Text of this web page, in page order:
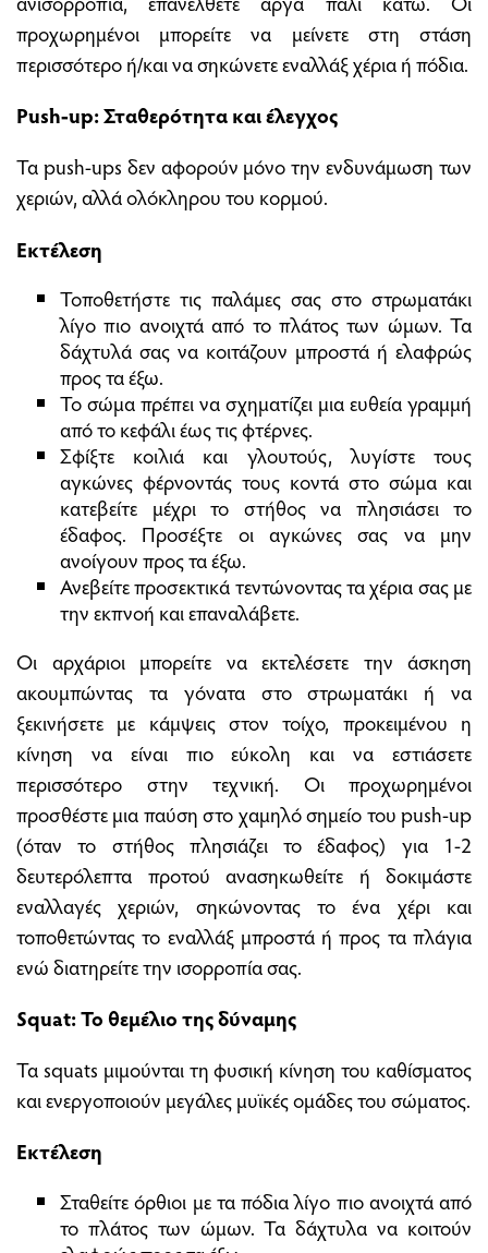
προχωρημένοι μπορείτε να μείνετε στη στάση
περισσότερο ή/και να σηκώνετε εναλλάξ χέρια ή πόδια.
Push-up: Σταθερότητα και έλεγχος
Τα push-ups δεν αφορούν μόνο την ενδυνάμωση των
χεριών, αλλά ολόκληρου του κορμού.
Εκτέλεση
Τοποθετήστε τις παλάμες σας στο στρωματάκι
λίγο πιο ανοιχτά από το πλάτος των ώμων. Τα
δάχτυλά σας να κοιτάζουν μπροστά ή ελαφρώς
προς τα έξω.
Το σώμα πρέπει να σχηματίζει μια ευθεία γραμμή
από το κεφάλι έως τις φτέρνες.
Σφίξτε κοιλιά και γλουτούς, λυγίστε τους
αγκώνες φέρνοντάς τους κοντά στο σώμα και
κατεβείτε μέχρι το στήθος να πλησιάσει το
έδαφος. Προσέξτε οι αγκώνες σας να μην
ανοίγουν προς τα έξω.
Ανεβείτε προσεκτικά τεντώνοντας τα χέρια σας με
την εκπνοή και επαναλάβετε.
Οι αρχάριοι μπορείτε να εκτελέσετε την άσκηση
ακουμπώντας τα γόνατα στο στρωματάκι ή να
ξεκινήσετε με κάμψεις στον τοίχο, προκειμένου η
κίνηση να είναι πιο εύκολη και να εστιάσετε
περισσότερο στην τεχνική. Οι προχωρημένοι
προσθέστε μια παύση στο χαμηλό σημείο του push-up
(όταν το στήθος πλησιάζει το έδαφος) για 1-2
δευτερόλεπτα προτού ανασηκωθείτε ή δοκιμάστε
εναλλαγές χεριών, σηκώνοντας το ένα χέρι και
τοποθετώντας το εναλλάξ μπροστά ή προς τα πλάγια
ενώ διατηρείτε την ισορροπία σας.
Squat: Το θεμέλιο της δύναμης
Τα squats μιμούνται τη φυσική κίνηση του καθίσματος
και ενεργοποιούν μεγάλες μυϊκές ομάδες του σώματος.
Εκτέλεση
Σταθείτε όρθιοι με τα πόδια λίγο πιο ανοιχτά από
το πλάτος των ώμων. Τα δάχτυλα να κοιτούν